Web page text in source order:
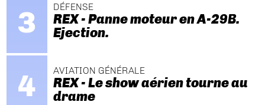
DÉFENSE
REX - Panne moteur en A-29B.
Ejection.
AVIATION GÉNÉRALE
REX - Le show aérien tourne au
drame